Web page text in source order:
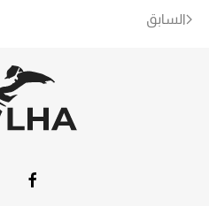
السابق